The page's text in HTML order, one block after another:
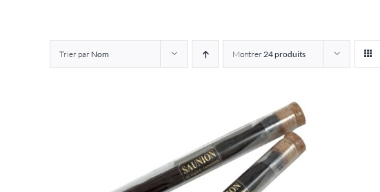
Trier par Nom Montrer24 produits